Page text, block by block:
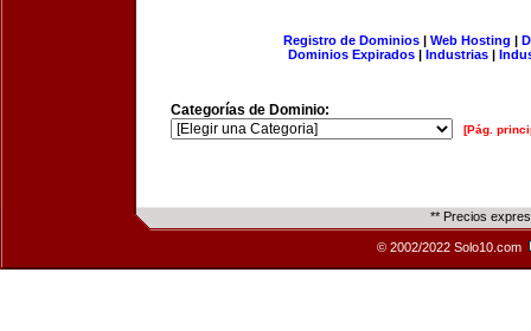
Registro de Dominios| Web Hosting |
Dominios Expirados | Industrias |
Categorías de Dominio:
[Pág.
** Precios
© 2002/2022 Solo10.com